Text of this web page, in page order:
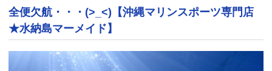
全便欠航・・・(>_<)【沖縄マリンスポーツ専門店
★水納島マーメイド】